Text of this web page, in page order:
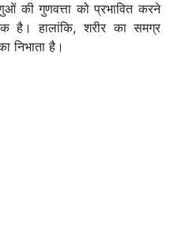
की गुणवत्ता को प्रभावित करने
है। हालांकि, शरीर का समग्र
निभाता है।